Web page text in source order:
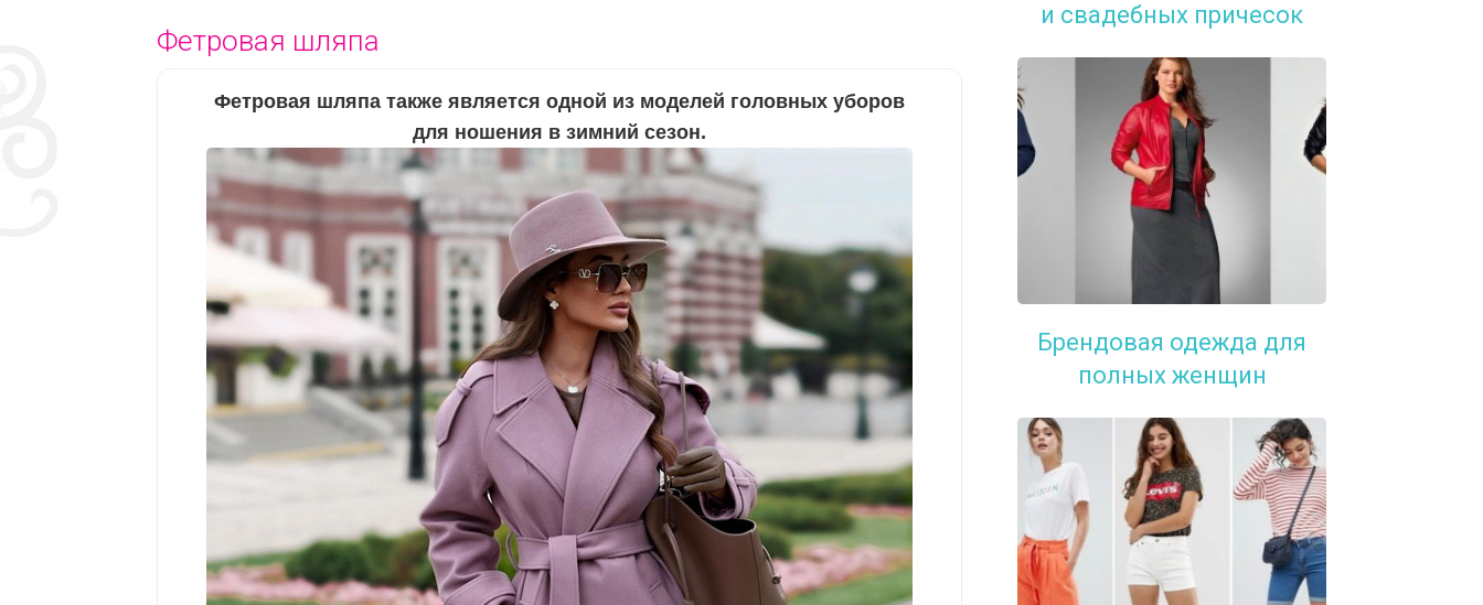
Фетровая шляпа
Фетровая шляпа также является одной из моделей головных уборов
для ношения в зимний сезон.
и свадебных причесок
Брендовая одежда для
полных женщин